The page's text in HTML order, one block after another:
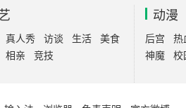
真人秀 访谈 生活
美食
相亲 竞技
动漫
后宫 热
神魔
校